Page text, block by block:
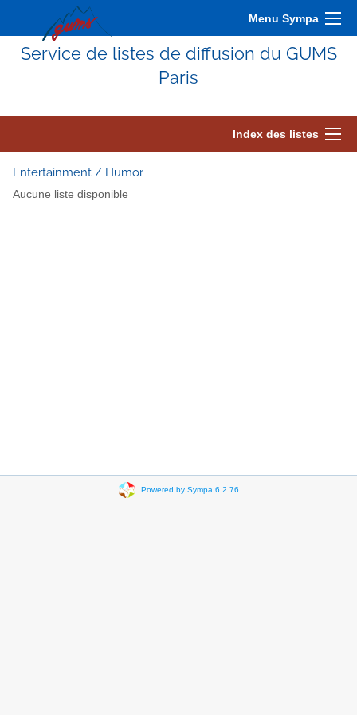
Menu Sympa
Service de listes de diffusion du GUMS
Paris
Index des listes
Entertainment / Humor
Aucune liste disponible
Powered by Sympa 6.2.76